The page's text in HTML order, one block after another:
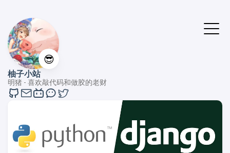
😎
柚子小站
明猪 - 喜欢敲代码和做胶的老财